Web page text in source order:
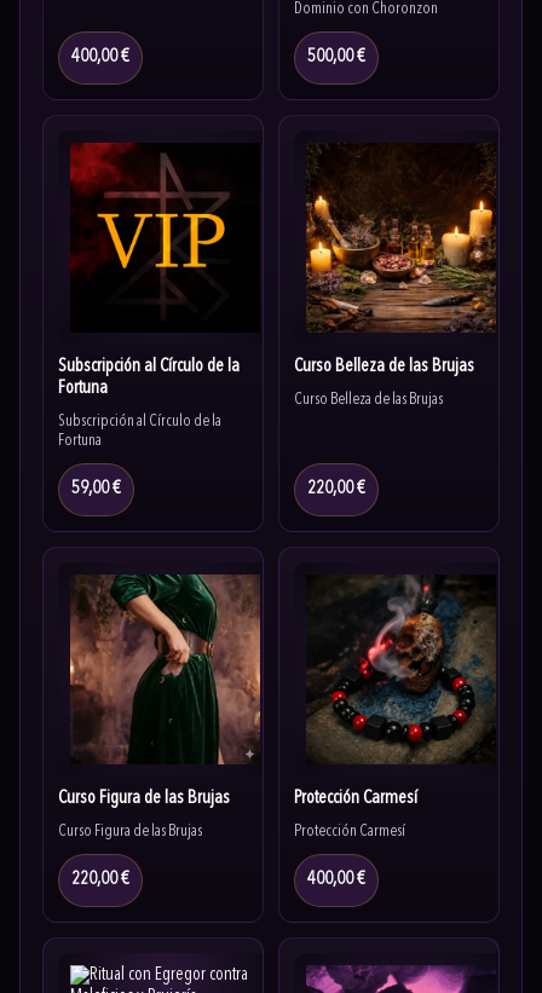
400,00 €
Dominio con Choronzon
500,00 €
Subscripción al Círculo de la
Fortuna
Subscripción al Círculo de la
Fortuna
59,00 €
Curso Belleza de las Brujas
Curso Belleza de las Brujas
220,00 €
Curso Figura de las Brujas
Curso Figura de las Brujas
220,00 €
Protección Carmesí
Protección Carmesí
400,00 €